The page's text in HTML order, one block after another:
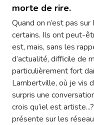
morte de rire.
Quand on n’est pas
certains. Ils ont peut-
est, mais, sans les
d’actualité, difficile de
particulièrement fort
Lambertville, où je vis
surpris une
crois qu’iel est
présente sur les